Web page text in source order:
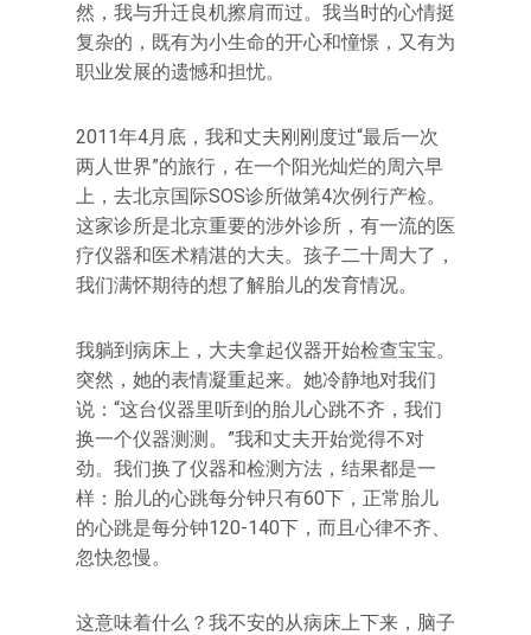
然，我与升迁良机擦肩而过。我当时的心情挺
复杂的，既有为小生命的开心和憧憬，又有为
职业发展的遗憾和担忧。
2011年4月底，我和丈夫刚刚度过“最后一次
两人世界”的旅行，在一个阳光灿烂的周六早
上，去北京国际SOS诊所做第4次例行产检。
这家诊所是北京重要的涉外诊所，有一流的医
疗仪器和医术精湛的大夫。孩子二十周大了，
我们满怀期待的想了解胎儿的发育情况。
我躺到病床上，大夫拿起仪器开始检查宝宝。
突然，她的表情凝重起来。她冷静地对我们
说：“这台仪器里听到的胎儿心跳不齐，我们
换一个仪器测测。”我和丈夫开始觉得不对
劲。我们换了仪器和检测方法，结果都是一
样：胎儿的心跳每分钟只有60下，正常胎儿
的心跳是每分钟120-140下，而且心律不齐、
忽快忽慢。
这意味着什么？我不安的从病床上下来，脑子